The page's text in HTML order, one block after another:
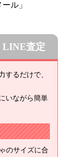
ル」
するだけで、
いながら簡単
のサイズに合
LINE査定